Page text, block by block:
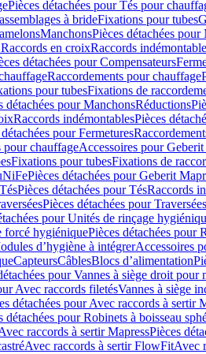
Pièces détachées pour Tés pour
à brideFixations pour tubes
ManchonsPièces détachées pour
en croixRaccords
détachées pour Compensateurs
Raccordements pour chauffage
pour tubesFixations de
détachées pour ManchonsRéductions
Raccords indémontablesPièces
pour Fermetures
pour chauffageAccessoires pour
Fixations pour tubesFixations de
Pièces détachées pour Geberit
TésPièces détachées pour TésRaccords
Pièces détachées pour Traversées
pour Unités de rinçage
forcé hygiéniquePièces détachées pour
d’hygiène à intégrerAccessoires
CapteursCâblesBlocs d’alimentation
pour Vannes à siège droit pour
Avec raccords filetésVannes à siège
détachées pour Avec raccords à sertir
détachées pour Robinets à boisseau
raccords à sertir MapressPièces
Avec raccords à sertir FlowFitAvec